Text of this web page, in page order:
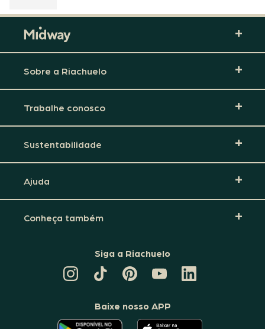
Sobre a Riachuelo
Trabalhe conosco
Sustentabilidade
Ajuda
Conheça também
Siga a Riachuelo
TIKTOK
DA
PINTEREST
DA
CANAL
DA
RIACHUELO
LINKEDIN
DA
Baixe nosso APP
O O